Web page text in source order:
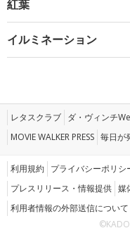
紅葉
イルミネーション
レタスクラブ ダ・ヴィンチ
MOVIE WALKER PRESS 毎日が
利用規約 プライバシーポリシ
プレスリリース・情報提供 媒
利用者情報の外部送信について